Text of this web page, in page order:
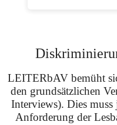
LEITERbAV bemüht
den grundsätzlichen
Interviews). Dies
Anforderung der